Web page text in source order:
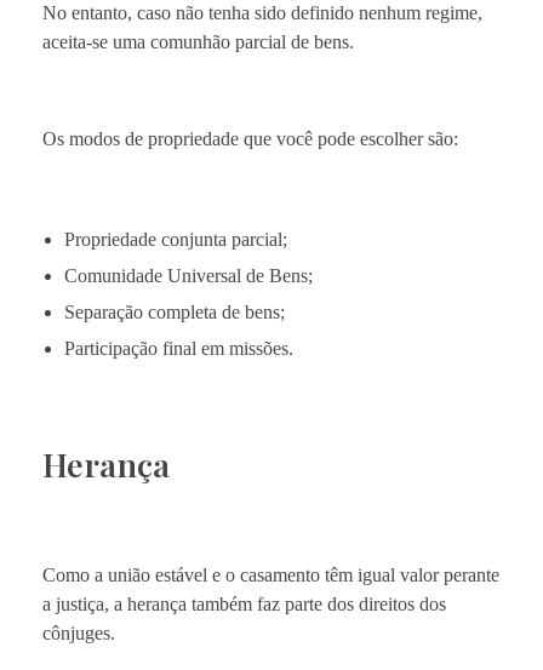
No entanto, caso não tenha sido definido nenhum regime,
aceita-se uma comunhão parcial de bens.
Os modos de propriedade que você pode escolher são:
Propriedade conjunta parcial;
Comunidade Universal de Bens;
Separação completa de bens;
Participação final em missões.
Herança
Como a união estável e o casamento têm igual valor perante
a justiça, a herança também faz parte dos direitos dos
cônjuges.